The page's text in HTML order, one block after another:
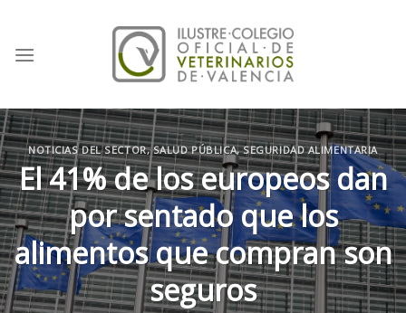
content
NOTICIAS DEL SECTOR,SALUD PÚBLICA,SEGURIDAD ALIMENTARIA
El 41% de los europeos dan
por sentado que los
alimentos que compran son
seguros